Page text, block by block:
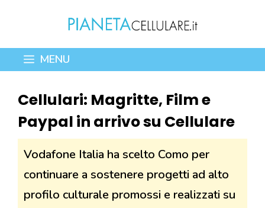
contenuto
MENU
Cellulari: Magritte, Film e
Paypal in arrivo su Cellulare
Vodafone Italia ha scelto Como per
continuare a sostenere progetti ad alto
profilo culturale promossi e realizzati su